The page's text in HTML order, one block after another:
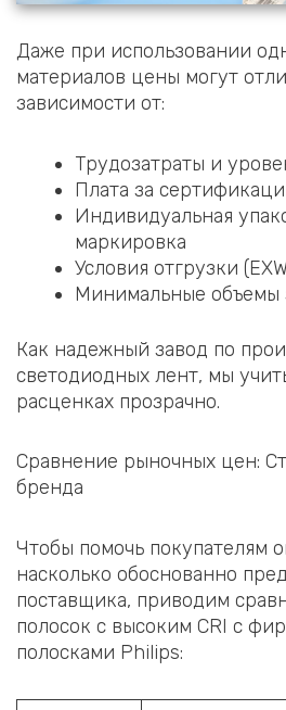
Даже при использовании
материалов цены могут
зависимости от:
Трудозатраты и
Плата за
Индивидуальная
маркировка
Условия отгрузки
Минимальные объемы
Как надежный завод по
светодиодных лент, мы
расценках прозрачно.
Сравнение рыночных цен:
бренда
Чтобы помочь покупателям
насколько обоснованно
поставщика, приводим
полосок с высоким CRI с
полосками Philips: